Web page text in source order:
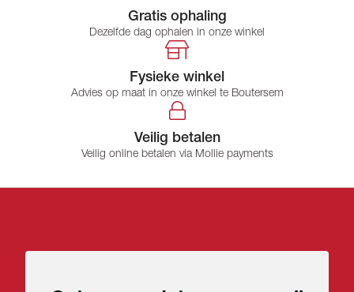
Gratis ophaling
Dezelfde dag ophalen in onze winkel
Fysieke winkel
Advies op maat in onze winkel te Boutersem
Veilig betalen
Veilig online betalen via Mollie payments